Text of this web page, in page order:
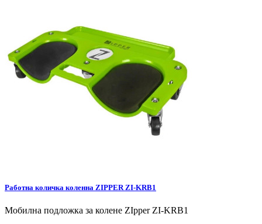
Работна количка коленна ZIPPER ZI-KRB1
Мобилна подложка за колене ZIpper ZI-KRB1